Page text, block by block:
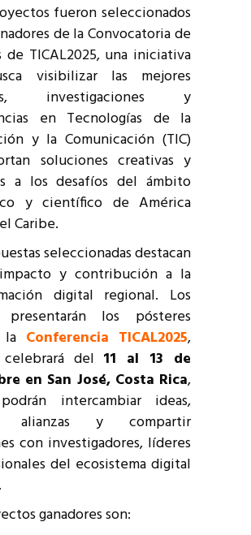
fueron seleccionados
de la Convocatoria de
de TICAL2025, una iniciativa
visibilizar las mejores
investigaciones y
en Tecnologías de la
y la Comunicación (TIC)
soluciones creativas y
a los desafíos del ámbito
y científico de América
Caribe.
seleccionadas destacan
y contribución a la
digital regional. Los
presentarán los pósteres
Conferencia TICAL2025,
del 11 al 13 de
en San José, Costa Rica,
intercambiar ideas,
alianzas y compartir
con investigadores, líderes
del ecosistema digital
ganadores son: